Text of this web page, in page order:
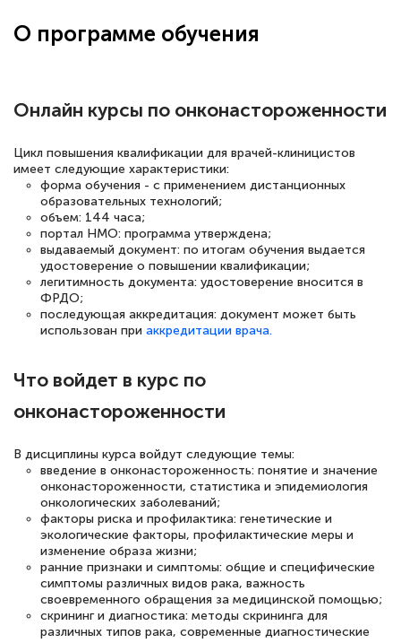
большое количество методических
Елена Кравченко
Знаток города 5 уровня
18 марта 2026
Выражаю благодарность за курс
повышения квалификации "Эксперт ЕГЭ по
русскому языку и литературе". Много
полезных материалов помогли
книги, методические рекомендации,
статьи. Времени на подготовку
аттестацию в школе. Спасибо!
Евгения Коротких
Знаток города 2 уровня
12 марта 2026
Спасибо большое Академии! Грамотное,
О программе обучения
Онлайн курсы по онконастороженности
Цикл повышения квалификации для врачей-клиницистов
имеет следующие характеристики:
форма обучения - с применением дистанционных
образовательных технологий;
объем: 144 часа;
портал НМО: программа утверждена;
выдаваемый документ: по итогам обучения выдается
удостоверение о повышении квалификации;
легитимность документа: удостоверение вносится в
ФРДО;
последующая аккредитация: документ может быть
использован при аккредитации врача.
Что войдет в курс по
онконастороженности
В дисциплины курса войдут следующие темы:
введение в онконастороженность: понятие и значение
онконастороженности, статистика и эпидемиология
онкологических заболеваний;
факторы риска и профилактика: генетические и
экологические факторы, профилактические меры и
изменение образа жизни;
ранние признаки и симптомы: общие и специфические
симптомы различных видов рака, важность
своевременного обращения за медицинской помощью;
скрининг и диагностика: методы скрининга для
различных типов рака, современные диагностические